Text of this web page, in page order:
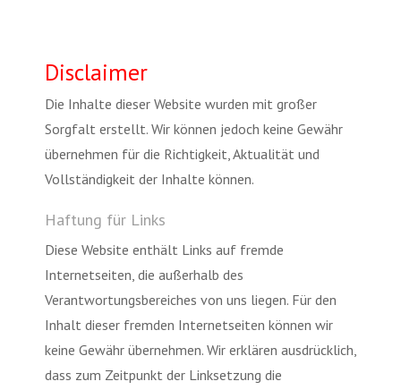
Disclaimer
Die Inhalte dieser Website wurden mit großer
Sorgfalt erstellt. Wir können jedoch keine Gewähr
übernehmen für die Richtigkeit, Aktualität und
Vollständigkeit der Inhalte können.
Haftung für Links
Diese Website enthält Links auf fremde
Internetseiten, die außerhalb des
Verantwortungsbereiches von uns liegen. Für den
Inhalt dieser fremden Internetseiten können wir
keine Gewähr übernehmen. Wir erklären ausdrücklich,
dass zum Zeitpunkt der Linksetzung die